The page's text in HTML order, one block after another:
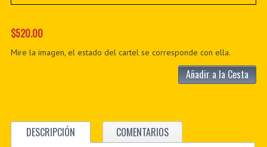
$520.00
Mire la imagen, el estado del cartel se corresponde con ella.
Añadir a la Cesta
DESCRIPCIÓN COMENTARIOS